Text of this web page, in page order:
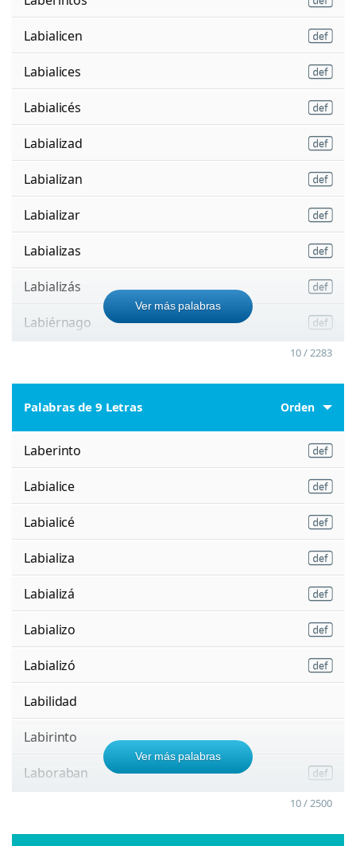
Labialicen
Labialices
Labialicés
Labializad
Labializan
Labializar
Labializas
Labializás
Labiérnago
Ver más palabras
10 / 2283
Palabras de 9 Letras Orden
Laberinto
Labialice
Labialicé
Labializa
Labializá
Labializo
Labializó
Labilidad
Labirinto
Laboraban
Ver más palabras
10 / 2500